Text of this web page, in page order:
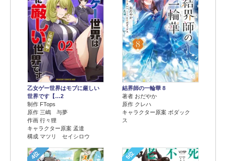
乙女ゲー世界はモブに厳しい
世界です【…2
制作 FTops
原作 三嶋 与夢
作画 行々狸
キャラクター原案 孟達
構成 マツリ セイシロウ
結界師の一輪華 8
著者 おだやか
原作 クレハ
キャラクター原案 ボダック
ス
4位 5位